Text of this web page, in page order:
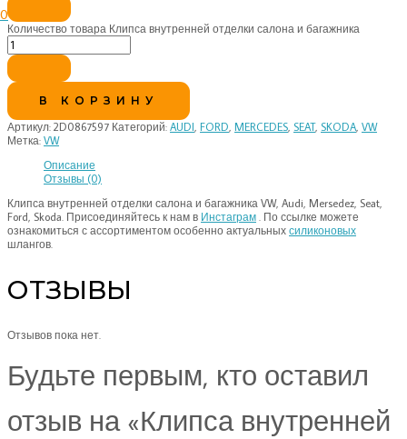
0
Количество товара Клипса внутренней отделки салона и багажника
В КОРЗИНУ
Артикул: 2D0867597 Категорий: AUDI, FORD, MERCEDES, SEAT, SKODA, VW
Метка: VW
Описание
Отзывы (0)
Клипса внутренней отделки салона и багажника VW, Audi, Mersedez, Seat,
Ford, Skoda. Присоединяйтесь к нам в Инстаграм . По ссылке можете
ознакомиться с ассортиментом особенно актуальных силиконовых
шлангов.
ОТЗЫВЫ
Отзывов пока нет.
Будьте первым, кто оставил
отзыв на «Клипса внутренней